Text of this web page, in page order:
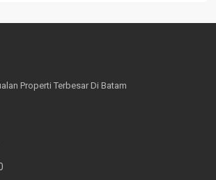
Properti Terbesar Di Batam